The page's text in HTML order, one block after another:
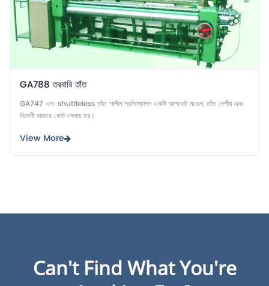
GA788 তরবারি তাঁত
GA747 এবং shuttleless তাঁত শালীন প্রতিস্থাপন একটি আপডেট মডেল, তাঁত দেশীয় এবং
বিদেশী বাজারে বেস্ট সেলার হয়।
View More
Can't Find What You're